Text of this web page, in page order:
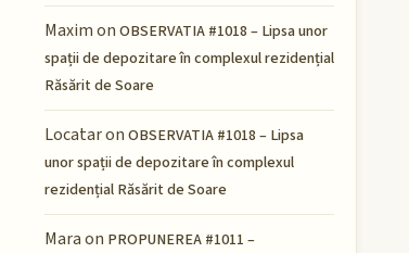
Maximon OBSERVATIA #1018 – Lipsa unor
spații de depozitare în complexul rezidențial
Răsărit de Soare
Locataron OBSERVATIA #1018 – Lipsa
unor spații de depozitare în complexul
rezidențial Răsărit de Soare
Maraon PROPUNEREA #1011 –